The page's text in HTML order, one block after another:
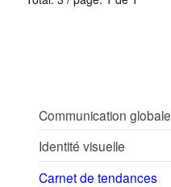
Communication globale
Identité visuelle
Carnet de tendances